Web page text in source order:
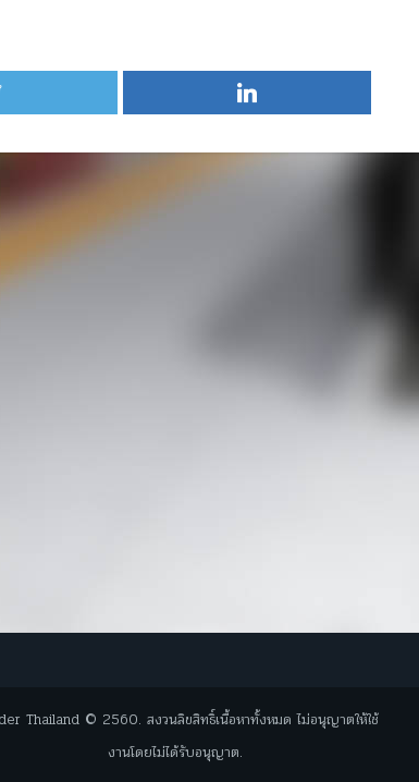
Thailand © 2560. สงวนลิขสิทธิ์เนื้อหาทั้งหมด ไม่อนุญาตให้ใช้
งานโดยไม่ได้รับอนุญาต.